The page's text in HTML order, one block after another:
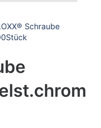
Schraube